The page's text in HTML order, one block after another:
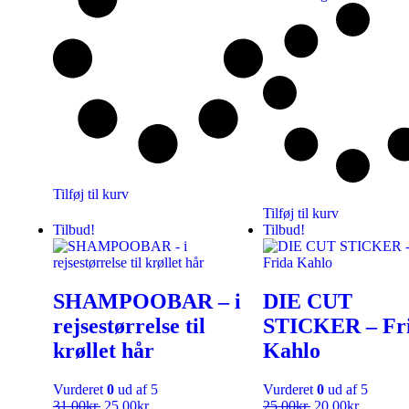
Tilføj til kurv
Tilføj til kurv
Tilbud!
SHAMPOOBAR – i
rejsestørrelse til
krøllet hår
Vurderet 0 ud af 5
31,00kr. 25,00kr.
Tilbud!
DIE CUT
STICKER –
Kahlo
Vurderet 0 ud af 5
25,00kr. 20,00kr.